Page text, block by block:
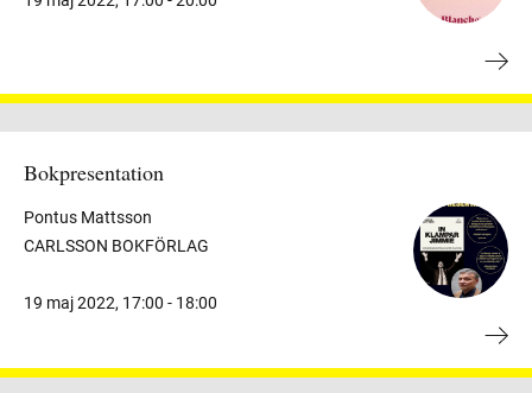
Bokpresentation
Pontus Mattsson
CARLSSON BOKFÖRLAG
19 maj 2022, 17:00 - 18:00